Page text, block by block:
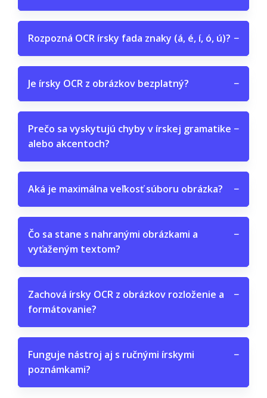
Rozpozná OCR írsky fada znaky (á, é, í, ó, ú)? −
Je írsky OCR z obrázkov bezplatný? −
Prečo sa vyskytujú chyby v írskej gramatike
alebo akcentoch?
−
Aká je maximálna veľkosť súboru obrázka? −
Čo sa stane s nahranými obrázkami a
vyťaženým textom?
−
Zachová írsky OCR z obrázkov rozloženie a
formátovanie?
−
Funguje nástroj aj s ručnými írskymi
poznámkami?
−